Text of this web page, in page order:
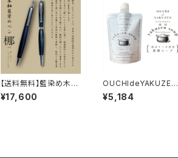
【送料無料】藍染め木軸
ペン（シャープペンシル
& ボールぺン） 椰（な
¥17,600
OUCHIdeYAKUZEN
温活薬膳スープ ３包セ
ット
¥5,184